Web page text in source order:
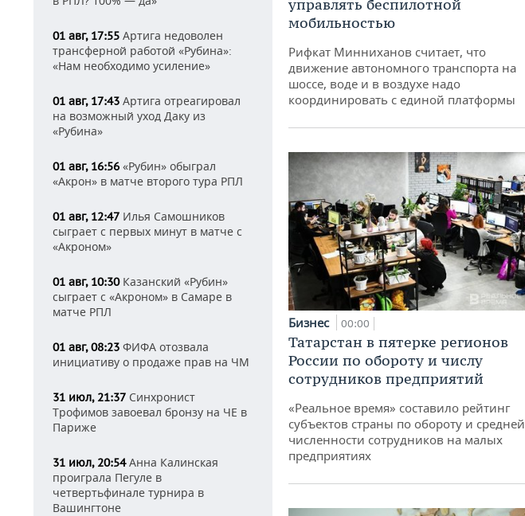
01 авг, 17:55 Артига недоволен
трансферной работой «Рубина»:
«Нам необходимо усиление»
01 авг, 17:43 Артига отреагировал
на возможный уход Даку из
«Рубина»
01 авг, 16:56 «Рубин» обыграл
«Акрон» в матче второго тура РПЛ
01 авг, 12:47 Илья Самошников
сыграет с первых минут в матче с
«Акроном»
01 авг, 10:30Казанский «Рубин»
сыграет с «Акроном» в Самаре в
матче РПЛ
01 авг, 08:23 ФИФА отозвала
инициативу о продаже прав на ЧМ
31 июл, 21:37 Синхронист
Трофимов завоевал бронзу на ЧЕ в
Париже
31 июл, 20:54Анна Калинская
проиграла Пегуле в
четвертьфинале турнира в
Вашингтоне
управлять беспилотной
мобильностью
Рифкат Минниханов считает, что
движение автономного транспорта на
шоссе, воде и в воздухе надо
координировать с единой платформы
Бизнес 00:00
Татарстан в пятерке регионов
России по обороту и числу
сотрудников предприятий
«Реальное время» составило рейтинг
субъектов страны по обороту и средней
численности сотрудников на малых
предприятиях